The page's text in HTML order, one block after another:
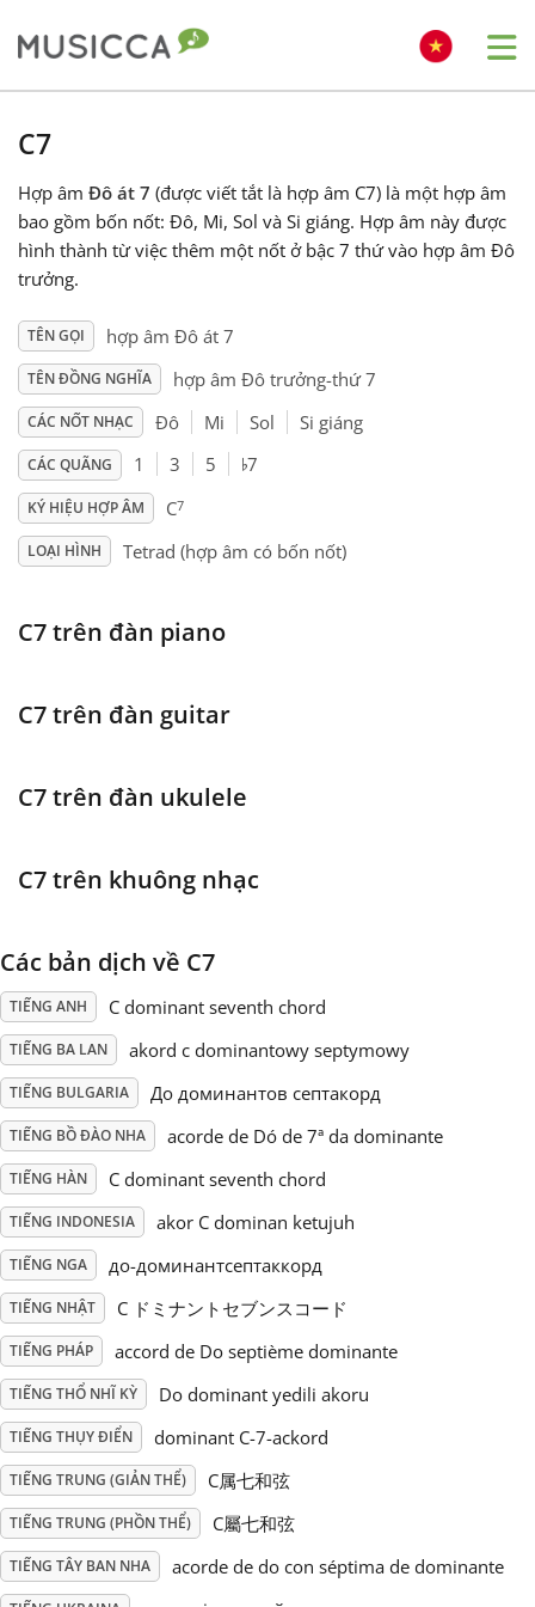
Български
Deutsch
English
Español
Italiano
日本語
Polski
Português
Русский
Svenska
Tiếng Việt
Türkçe
Українська
简体中文
繁體中文
C7
Hợp âm Đô át 7 (được viết tắt là hợp âm C7) là một hợp âm
bao gồm bốn nốt: Đô, Mi, Sol và Si giáng. Hợp âm này được
hình thành từ việc thêm một nốt ở bậc 7 thứ vào hợp âm Đô
trưởng.
TÊN GỌI hợp âm Đô át 7
TÊN ĐỒNG NGHĨA hợp âm Đô trưởng-thứ 7
CÁC NỐT NHẠC Đô Mi Sol Si giáng
CÁC QUÃNG 1 3 5 ♭7
KÝ HIỆU HỢP ÂM C7
LOẠI HÌNH Tetrad (hợp âm có bốn nốt)
C7 trên đàn piano
C7 trên đàn guitar
C7 trên đàn ukulele
C7 trên khuông nhạc
Các bản dịch về C7
TIẾNG ANH C dominant seventh chord
TIẾNG BA LAN akord c dominantowy septymowy
TIẾNG BULGARIA До доминантов септакорд
TIẾNG BỒ ĐÀO NHA acorde de Dó de 7ª da dominante
TIẾNG HÀN C dominant seventh chord
TIẾNG INDONESIA akor C dominan ketujuh
TIẾNG NGA до-доминантсептаккорд
TIẾNG NHẬT C ドミナントセブンスコード
TIẾNG PHÁP accord de Do septième dominante
TIẾNG THỔ NHĨ KỲ Do dominant yedili akoru
TIẾNG THỤY ĐIỂN dominant C-7-ackord
TIẾNG TRUNG (GIẢN THỂ) C属七和弦
TIẾNG TRUNG (PHỒN THỂ) C屬七和弦
TIẾNG TÂY BAN NHA acorde de do con séptima de dominante